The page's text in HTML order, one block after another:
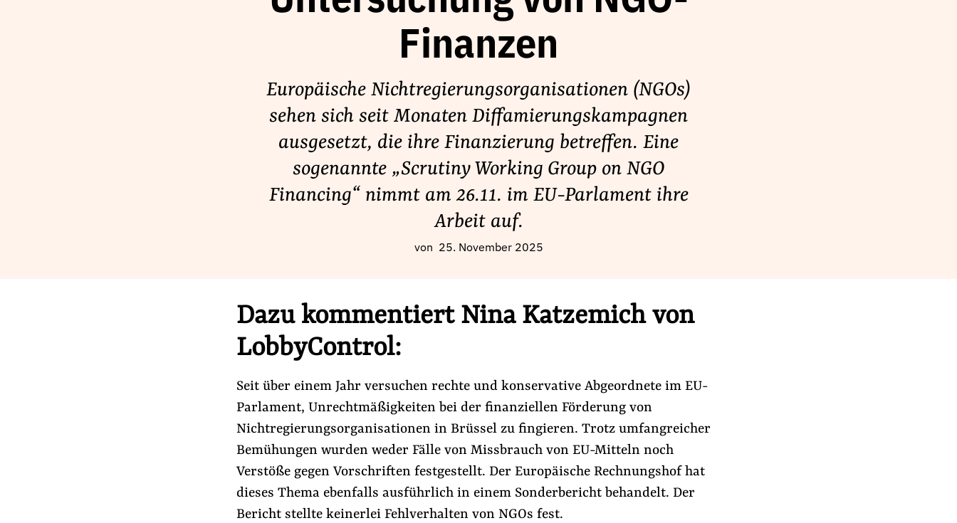
#Handelspolitik #Nebeneinkünfte #Lobbyismus und Klima
Finanzen
Europäische Nichtregierungsorganisationen (NGOs)
sehen sich seit Monaten Diffamierungskampagnen
ausgesetzt, die ihre Finanzierung betreffen. Eine
sogenannte „Scrutiny Working Group on NGO
Financing“ nimmt am 26.11. im EU-Parlament ihre
Arbeit auf.
von 25. November 2025
Dazu kommentiert Nina Katzemich von
LobbyControl:
Seit über einem Jahr versuchen rechte und konservative Abgeordnete im EU-
Parlament, Unrechtmäßigkeiten bei der finanziellen Förderung von
Nichtregierungsorganisationen in Brüssel zu fingieren. Trotz umfangreicher
Bemühungen wurden weder Fälle von Missbrauch von EU-Mitteln noch
Verstöße gegen Vorschriften festgestellt. Der Europäische Rechnungshof hat
dieses Thema ebenfalls ausführlich in einem Sonderbericht behandelt. Der
Bericht stellte keinerlei Fehlverhalten von NGOs fest.